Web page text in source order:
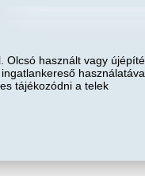
Olcsó használt vagy
tájékozódni a telek